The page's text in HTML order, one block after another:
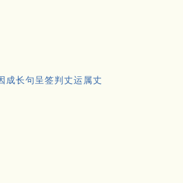
成长句呈签判丈运属丈